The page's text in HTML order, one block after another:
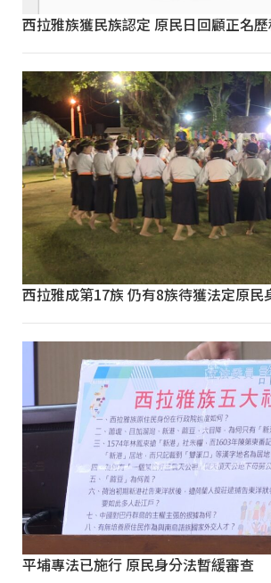
西拉雅族獲民族認定 原民日回顧正名
西拉雅成第17族 仍有8族待獲法定原民
平埔專法已施行 原民身分法暫緩審查